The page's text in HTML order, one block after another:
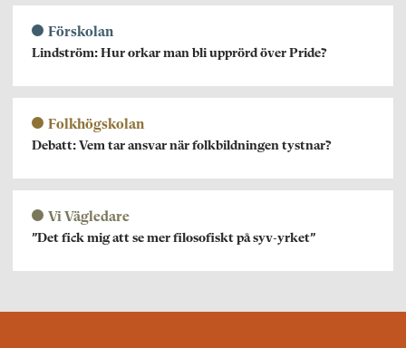
Förskolan
Lindström: Hur orkar man bli upprörd över Pride?
Folkhögskolan
Debatt: Vem tar ansvar när folkbildningen tystnar?
Vi Vägledare
”Det fick mig att se mer filosofiskt på syv-yrket”